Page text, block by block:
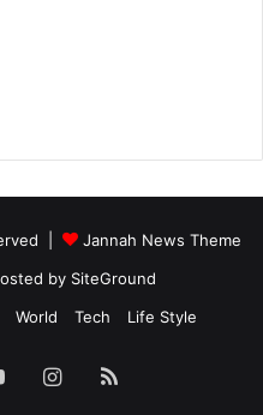
|
Jannah News Theme
by SiteGround
World Tech Life Style
YouTubeInstagram